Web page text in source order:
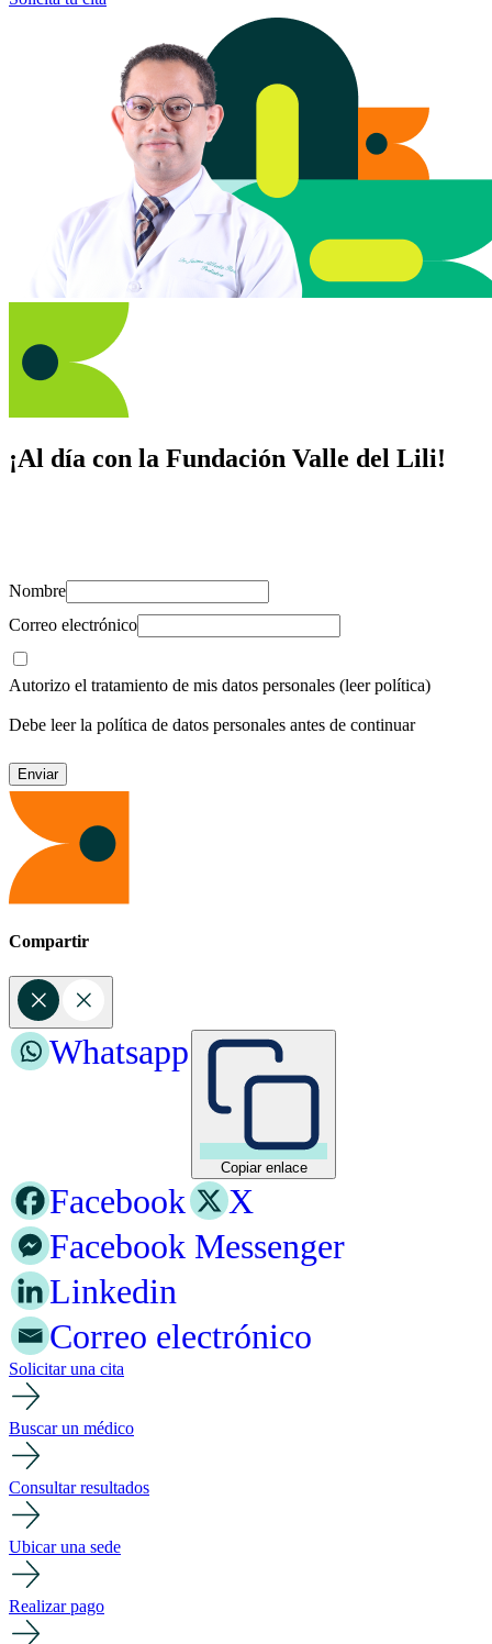
¡Al día con la Fundación Valle del Lili!
Nombre
Correo electrónico
Autorizo el tratamiento de mis datos personales (leer política)
Debe leer la política de datos personales antes de continuar
Compartir
Copiar enlace
Whatsapp
Facebook
X
Facebook Messenger
Linkedin
Correo electrónico
Solicitar una cita
Buscar un médico
Consultar resultados
Ubicar una sede
Realizar pago